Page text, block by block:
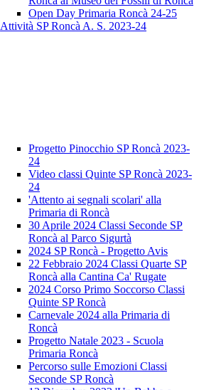
Open Day Primaria Roncà 24-25
Attività SP Roncà A. S. 2023-24
Progetto Pinocchio SP Roncà 2023-
24
Video classi Quinte SP Roncà 2023-
24
'Attento ai segnali scolari' alla
Primaria di Roncà
30 Aprile 2024 Classi Seconde SP
Roncà al Parco Sigurtà
2024 SP Roncà - Progetto Avis
22 Febbraio 2024 Classi Quarte SP
Roncà alla Cantina Ca' Rugate
2024 Corso Primo Soccorso Classi
Quinte SP Roncà
Carnevale 2024 alla Primaria di
Roncà
Progetto Natale 2023 - Scuola
Primaria Roncà
Percorso sulle Emozioni Classi
Seconde SP Roncà